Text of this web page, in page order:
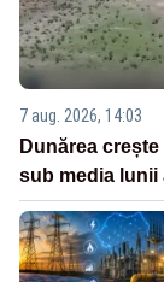
7 aug. 2026, 14:03
Dunărea
sub media lunii